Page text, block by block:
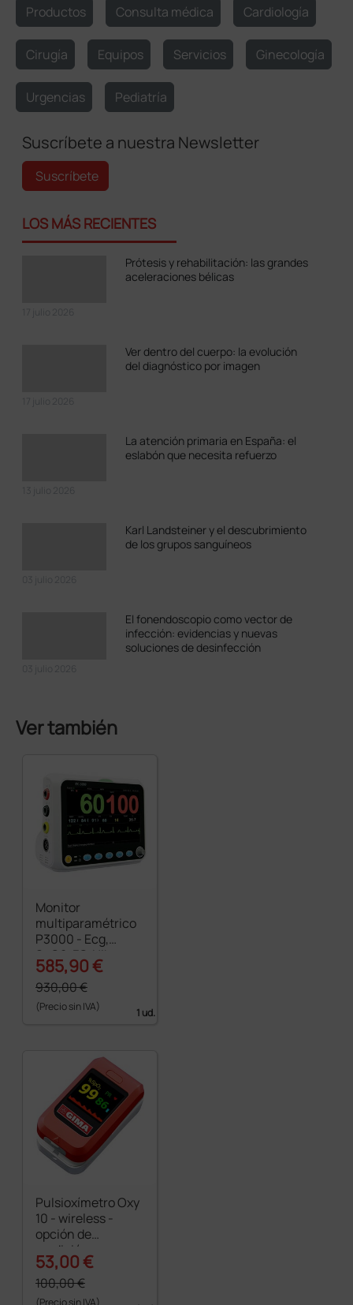
Productos Consulta médica Cardiología
Cirugía Equipos Servicios Ginecología
Urgencias Pediatría
Suscríbete a nuestra Newsletter
Suscríbete
LOS MÁS RECIENTES
Prótesis y rehabilitación: las grandes
aceleraciones bélicas
Ver dentro del cuerpo: la evolución
del diagnóstico por imagen
La atención primaria en España: el
eslabón que necesita refuerzo
Karl Landsteiner y el descubrimiento
de los grupos sanguíneos
El fonendoscopio como vector de
infección: evidencias y nuevas
soluciones de desinfección
Ver también
Monitor
multiparamétrico
P3000 - Ecg,
SpO2, FC, Nibp,
Resp, Temp
585,90 €
930,00 €
(Precio sin IVA) 1 ud.
Pulsioxímetro Oxy
10 - wireless -
opción de
medición con
sensores externos
53,00 €
100,00 €
(Precio sin IVA)